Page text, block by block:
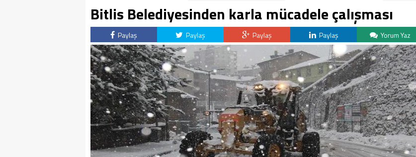
Bitlis Belediyesinden karla mücadele çalışması
Paylaş Paylaş Paylaş Paylaş Yorum Yaz